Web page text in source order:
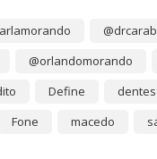
@orlandomorando
Define
dentes
Fone macedo